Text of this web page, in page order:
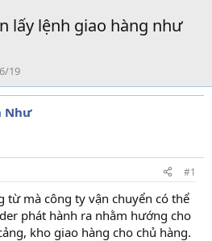
lấy lệnh giao hàng như
19
Như
#1
từ mà công ty vận chuyển có thể
phát hành ra nhằm hướng cho
kho giao hàng cho chủ hàng.